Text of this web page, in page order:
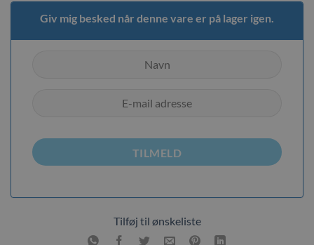
Giv mig besked når denne vare er på lager igen.
TILMELD
Tilføj til ønskeliste